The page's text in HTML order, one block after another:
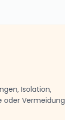
Isolation,
oder Vermeidung